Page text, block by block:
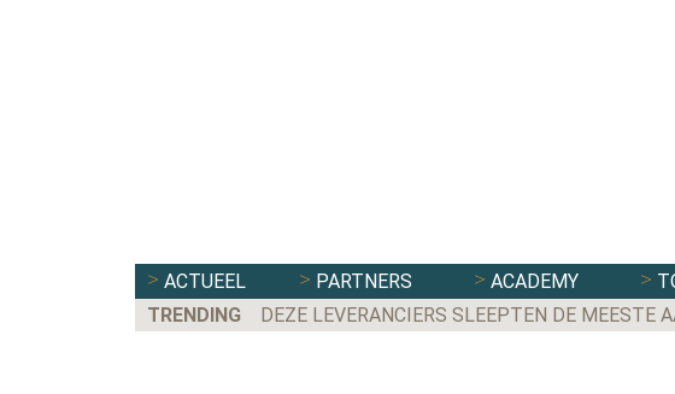
ACTUEEL PARTNERS ACADEMY
TRENDING
DEZE LEVERANCIERS SLEEPTEN DE MEESTE